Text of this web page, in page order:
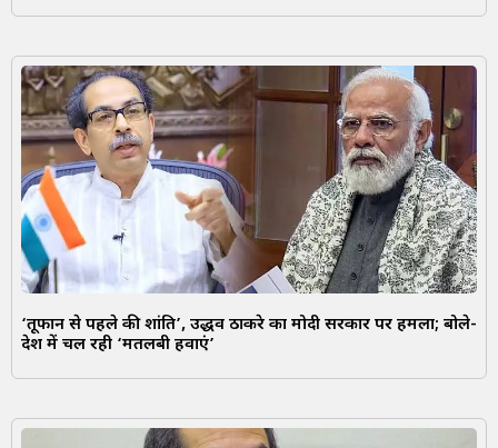
‘तूफान से पहले की शांति’, उद्धव ठाकरे का मोदी सरकार पर हमला; बोले-
देश में चल रही ‘मतलबी हवाएं’